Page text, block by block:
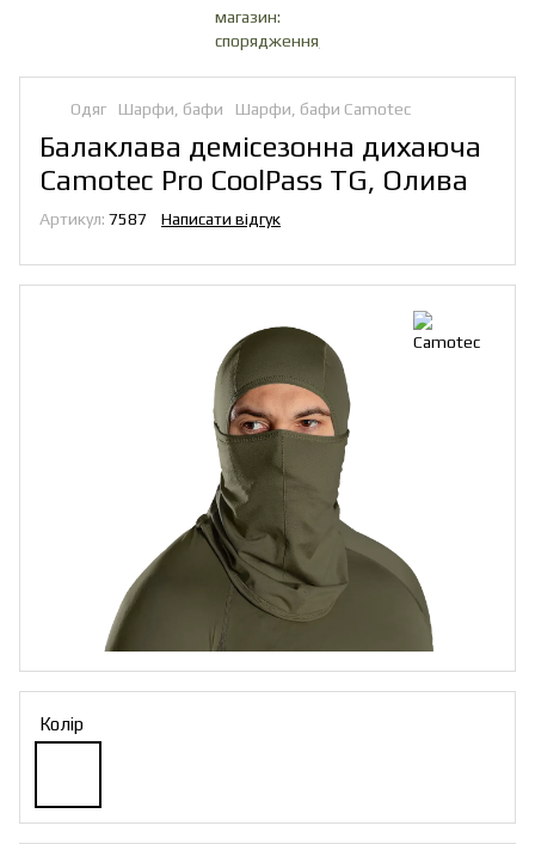
Одяг Шарфи, бафи Шарфи, бафи Camotec
Балаклава демісезонна дихаюча
Camotec Pro CoolPass TG, Олива
Артикул: 7587 Написати відгук
Колір